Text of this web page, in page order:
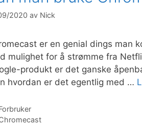
2020 av Nick
er en genial dings man
mulighet for å strømme fra
produkt er det ganske
hvordan er det egentlig med …